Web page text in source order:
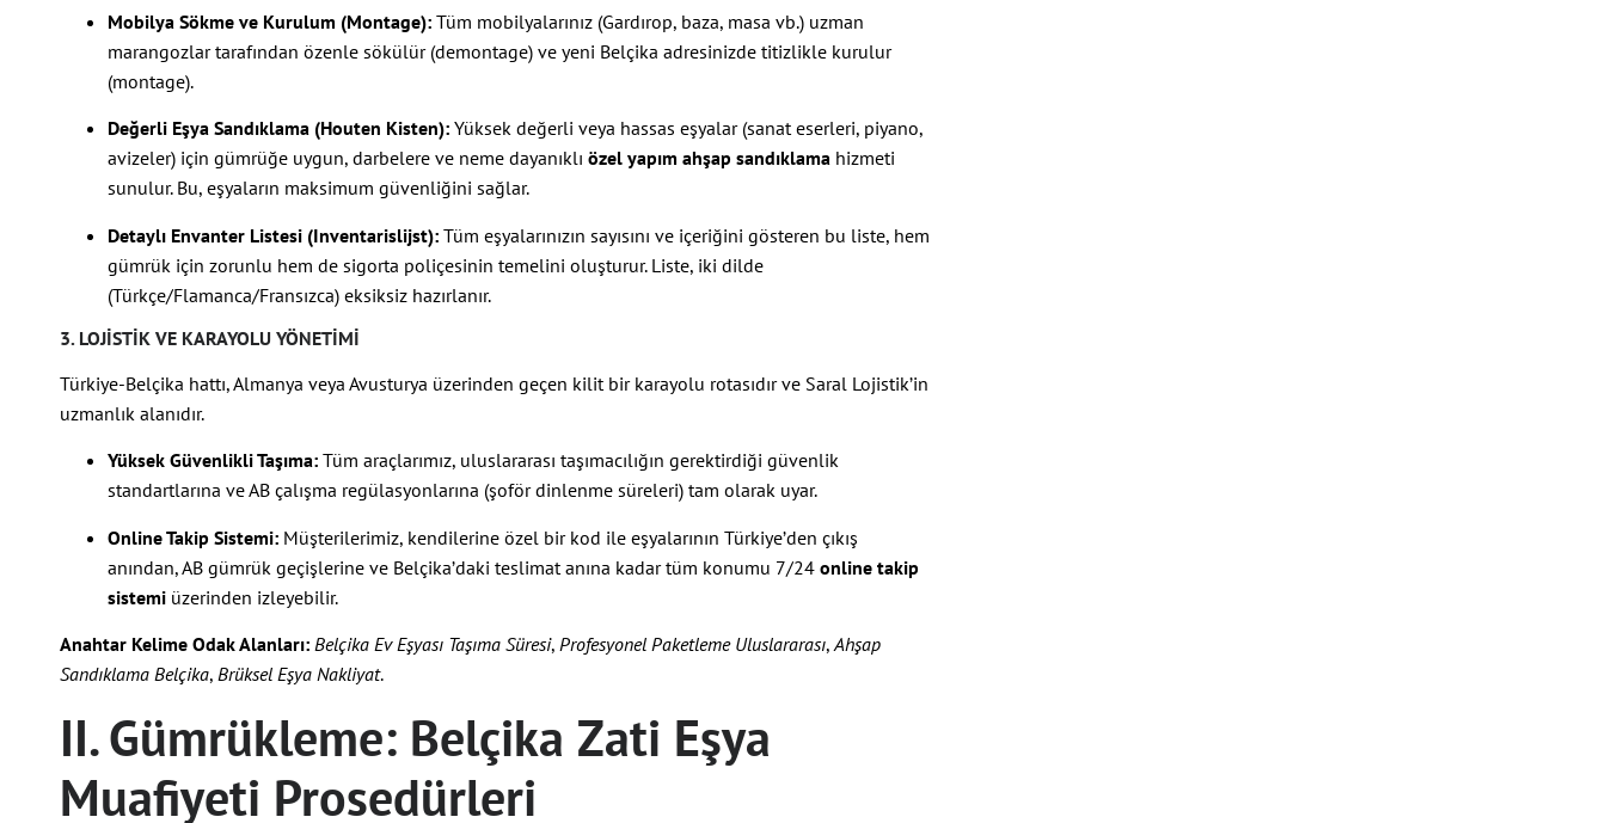
Mobilya Sökme ve Kurulum (Montage): Tüm mobilyalarınız (Gardırop, baza, masa vb.) uzman
marangozlar tarafından özenle sökülür (demontage) ve yeni Belçika adresinizde titizlikle kurulur
(montage).
Değerli Eşya Sandıklama (Houten Kisten): Yüksek değerli veya hassas eşyalar (sanat eserleri, piyano,
avizeler) için gümrüğe uygun, darbelere ve neme dayanıklı özel yapım ahşap sandıklama hizmeti
sunulur. Bu, eşyaların maksimum güvenliğini sağlar.
Detaylı Envanter Listesi (Inventarislijst): Tüm eşyalarınızın sayısını ve içeriğini gösteren bu liste, hem
gümrük için zorunlu hem de sigorta poliçesinin temelini oluşturur. Liste, iki dilde
(Türkçe/Flamanca/Fransızca) eksiksiz hazırlanır.
3. LOJISTIK VE KARAYOLU YÖNETIMI
Türkiye-Belçika hattı, Almanya veya Avusturya üzerinden geçen kilit bir karayolu rotasıdır ve Saral Lojistik’in
uzmanlık alanıdır.
Yüksek Güvenlikli Taşıma: Tüm araçlarımız, uluslararası taşımacılığın gerektirdiği güvenlik
standartlarına ve AB çalışma regülasyonlarına (şoför dinlenme süreleri) tam olarak uyar.
Online Takip Sistemi: Müşterilerimiz, kendilerine özel bir kod ile eşyalarının Türkiye’den çıkış
anından, AB gümrük geçişlerine ve Belçika’daki teslimat anına kadar tüm konumu 7/24 online takip
sistemi üzerinden izleyebilir.
Anahtar Kelime Odak Alanları: Belçika Ev Eşyası Taşıma Süresi, Profesyonel Paketleme Uluslararası,Ahşap
Sandıklama Belçika, Brüksel Eşya Nakliyat.
II. Gümrükleme: Belçika Zati Eşya
Muafiyeti Prosedürleri